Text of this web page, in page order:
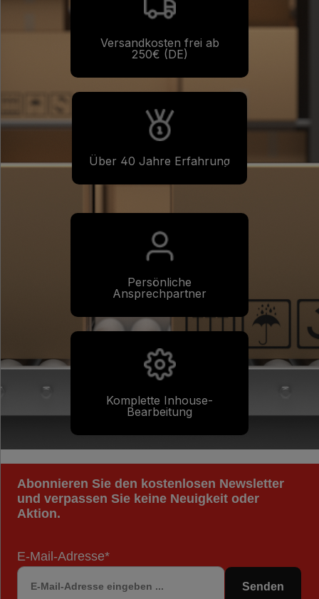
Versandkosten frei ab
250€ (DE)
Über 40 Jahre Erfahrung
Persönliche
Ansprechpartner
Komplette Inhouse-
Bearbeitung
Abonnieren Sie den kostenlosen Newsletter
und verpassen Sie keine Neuigkeit oder
Aktion.
E-Mail-Adresse*
Senden